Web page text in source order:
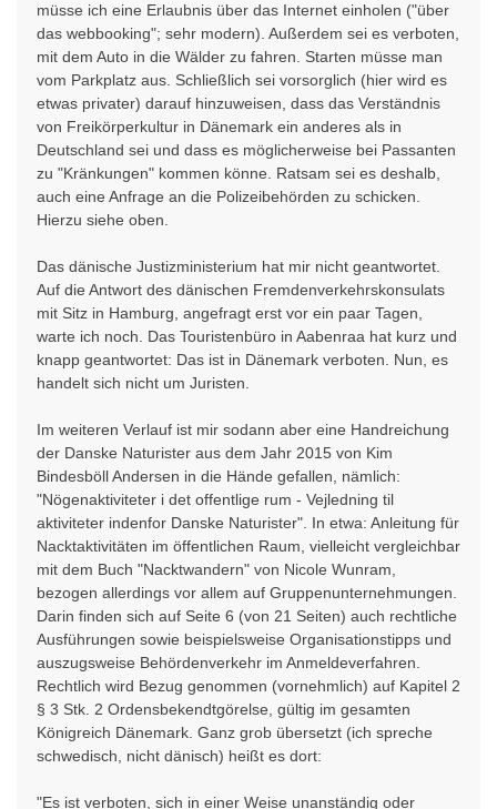
müsse ich eine Erlaubnis über das Internet einholen ("über
das webbooking"; sehr modern). Außerdem sei es verboten,
mit dem Auto in die Wälder zu fahren. Starten müsse man
vom Parkplatz aus. Schließlich sei vorsorglich (hier wird es
etwas privater) darauf hinzuweisen, dass das Verständnis
von Freikörperkultur in Dänemark ein anderes als in
Deutschland sei und dass es möglicherweise bei Passanten
zu "Kränkungen" kommen könne. Ratsam sei es deshalb,
auch eine Anfrage an die Polizeibehörden zu schicken.
Hierzu siehe oben.
Das dänische Justizministerium hat mir nicht geantwortet.
Auf die Antwort des dänischen Fremdenverkehrskonsulats
mit Sitz in Hamburg, angefragt erst vor ein paar Tagen,
warte ich noch. Das Touristenbüro in Aabenraa hat kurz und
knapp geantwortet: Das ist in Dänemark verboten. Nun, es
handelt sich nicht um Juristen.
Im weiteren Verlauf ist mir sodann aber eine Handreichung
der Danske Naturister aus dem Jahr 2015 von Kim
Bindesböll Andersen in die Hände gefallen, nämlich:
"Nögenaktiviteter i det offentlige rum - Vejledning til
aktiviteter indenfor Danske Naturister". In etwa: Anleitung für
Nacktaktivitäten im öffentlichen Raum, vielleicht vergleichbar
mit dem Buch "Nacktwandern" von Nicole Wunram,
bezogen allerdings vor allem auf Gruppenunternehmungen.
Darin finden sich auf Seite 6 (von 21 Seiten) auch rechtliche
Ausführungen sowie beispielsweise Organisationstipps und
auszugsweise Behördenverkehr im Anmeldeverfahren.
Rechtlich wird Bezug genommen (vornehmlich) auf Kapitel 2
§ 3 Stk. 2 Ordensbekendtgörelse, gültig im gesamten
Königreich Dänemark. Ganz grob übersetzt (ich spreche
schwedisch, nicht dänisch) heißt es dort:
"Es ist verboten, sich in einer Weise unanständig oder